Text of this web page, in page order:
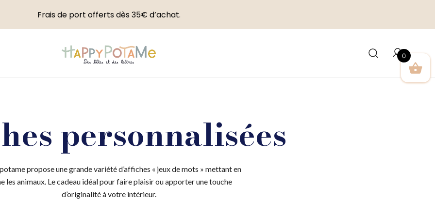
personnalisées
propose une grande variété d’affiches « jeux de mots » mettant en
les animaux. Le cadeau idéal pour faire plaisir ou apporter une touche
d’originalité à votre intérieur.
Frais de port offerts dès 35€ d’achat.
0